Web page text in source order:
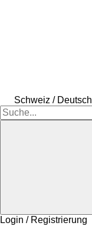
Schweiz / Deutsch
Login / Registrierung